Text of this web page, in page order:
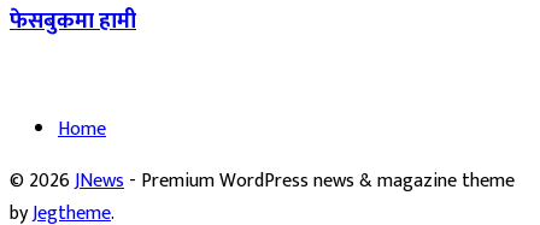
फेसबुकमा हामी
Home
© 2026JNews- Premium WordPress news & magazine theme
byJegtheme.